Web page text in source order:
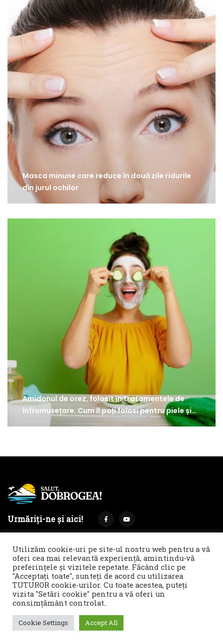
Masca minune care reduce în două zile ridurile
din jurul ochilor
Amidonul de orez, folosit în tratamentele de
înfrumusețare. Cum îl poți folosi pentru piele și…
Urmăriți-ne și aici!
Termeni și condiții
Politica de cookies & GDPR
Noi îți facem reclamă!
© 2021 Salut, Dobrogea! - Ziar de informare și atitudine || E-
Utilizăm cookie-uri pe site-ul nostru web pentru a vă
oferi cea mai relevantă experiență, amintindu-vă
preferințele și vizitele repetate. Făcând clic pe
"Acceptați toate", sunteți de acord cu utilizarea
TUTUROR cookie-urilor. Cu toate acestea, puteți
vizita "Setări cookie" pentru a vă oferi un
consimțământ controlat..
Cookie Settings Accept All